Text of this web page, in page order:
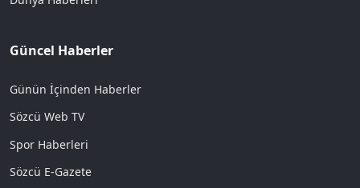
Güncel Haberler
Günün İçinden Haberler
Sözcü Web TV
Spor Haberleri
Sözcü E-Gazete